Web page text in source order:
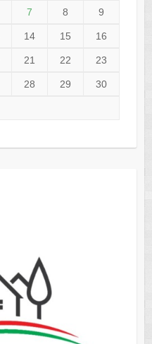
7 8 9
14 15 16
21 22 23
28 29 30